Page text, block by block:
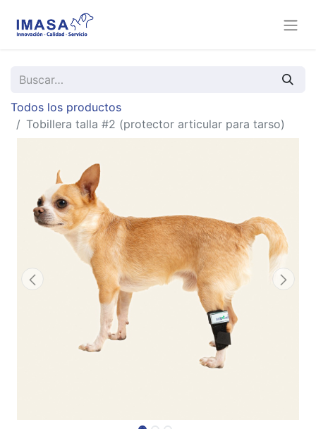
Todos los productos
Tobillera talla #2 (protector articular para tarso)